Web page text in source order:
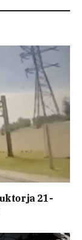
21-